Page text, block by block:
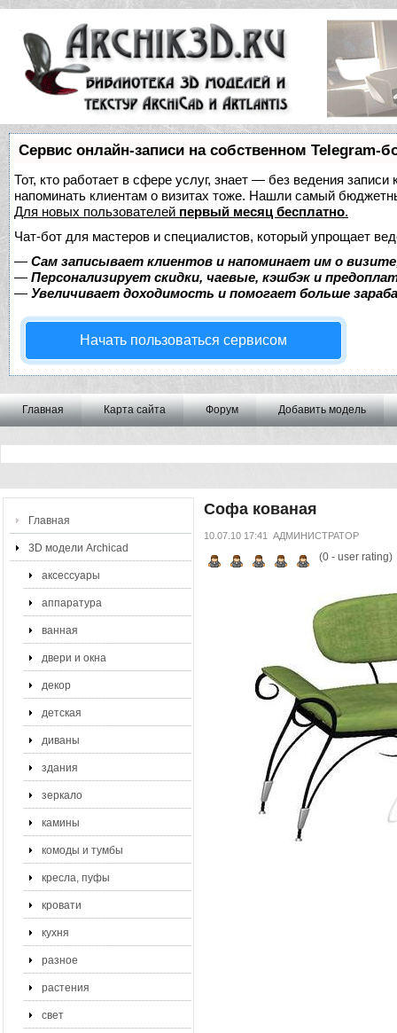
Сервис онлайн-записи на собственном Telegram-
Тот, кто работает в сфере услуг, знает — без ведения
напоминать клиентам о визитах тоже. Нашли самый
Для новых пользователей первый месяц бесплатно.
Чат-бот для мастеров и специалистов, который упрощает
— Сам записывает клиентов и напоминает им о
— Персонализирует скидки, чаевые, кэшбэк и
— Увеличивает доходимость и помогает больше
Начать пользоваться сервисом
Главная Карта сайта Форум Добавить модель
Главная
3D модели Archicad
аксессуары
аппаратура
ванная
двери и окна
декор
детская
диваны
здания
зеркало
камины
комоды и тумбы
кресла, пуфы
кровати
кухня
разное
растения
свет
Софа кованая
10.07.10 17:41 АДМИНИСТРАТОР
(0- user rating)